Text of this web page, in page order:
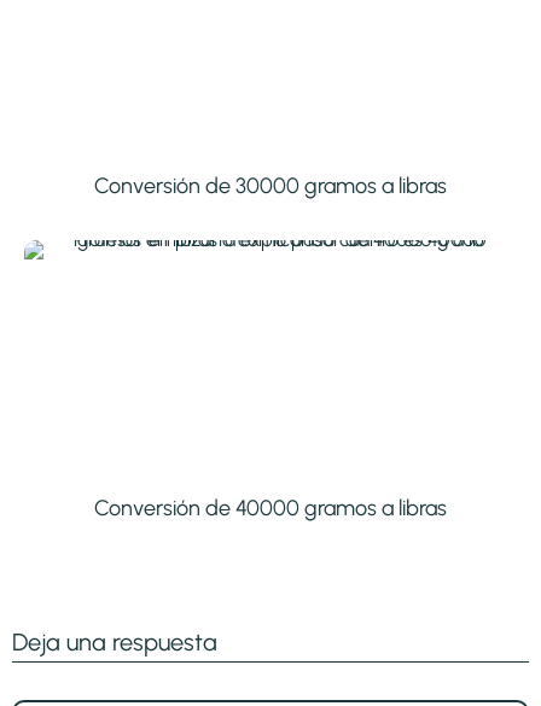
Conversión de 30000 gramos a libras
Conversión de 40000 gramos a libras
Deja una respuesta